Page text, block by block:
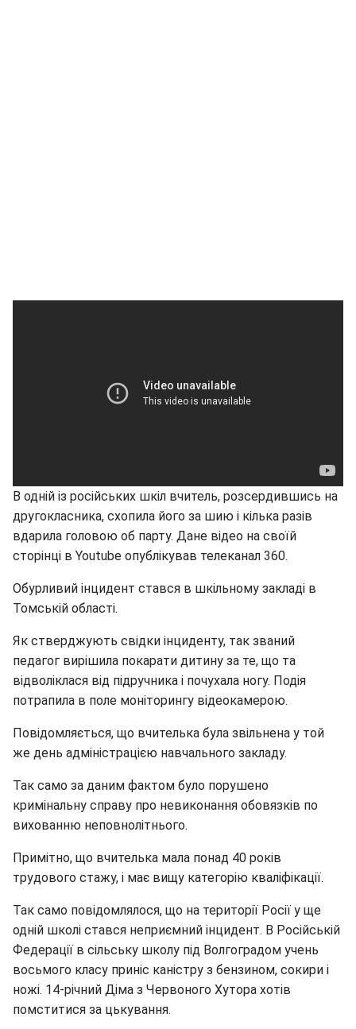
В одній із російських шкіл вчитель, розсердившись на
другокласника, схопила його за шию і кілька разів
вдарила головою об парту. Дане відео на своїй
сторінці в Youtube опублікував телеканал 360.
Обурливий інцидент стався в шкільному закладі в
Томській області.
Як стверджують свідки інциденту, так званий
педагог вирішила покарати дитину за те, що та
відволіклася від підручника і почухала ногу. Подія
потрапила в поле моніторингу відеокамерою.
Повідомляється, що вчителька була звільнена у той
же день адміністрацією навчального закладу.
Так само за даним фактом було порушено
кримінальну справу про невиконання обовязків по
вихованню неповнолітнього.
Примітно, що вчителька мала понад 40 років
трудового стажу, і має вищу категорію кваліфікації.
Так само повідомлялося, що на території Росії у ще
одній школі стався неприємний інцидент. В Російській
Федерації в сільську школу під Волгоградом учень
восьмого класу приніс каністру з бензином, сокири і
ножі. 14-річний Діма з Червоного Хутора хотів
помститися за цькування.